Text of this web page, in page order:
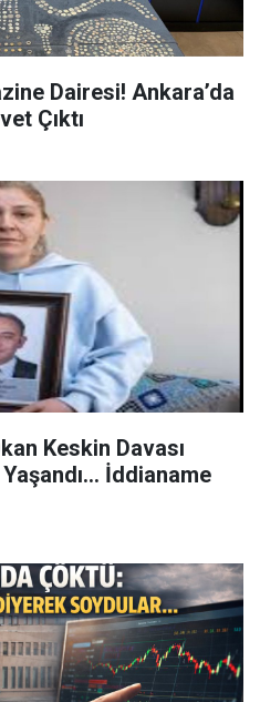
Dairesi! Ankara’da
Çıktı
Keskin Davası
İddianame